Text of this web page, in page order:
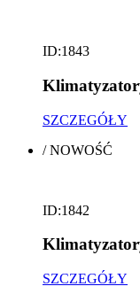
ID:1843
SZCZEGÓŁY
/NOWOŚĆ
ID:1842
SZCZEGÓŁY